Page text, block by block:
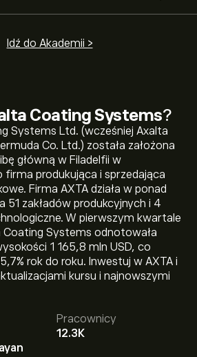
Coating Systems?
Systems Ltd. (wcześniej Axalta
Co. Ltd.) została założona
główną w Filadelfii w
firma produkująca i sprzedająca
Firma AXTA działa w ponad
51 zakładów produkcyjnych i 4
W pierwszym kwartale
Coating Systems odnotowała
1 165,8 mln USD, co
rok do roku. Inwestuj w AXTA i
kursu i najnowszymi
Pracownicy
12.3K
Idź do Akademii >
AXTA wynosi 38.19‎$‎.